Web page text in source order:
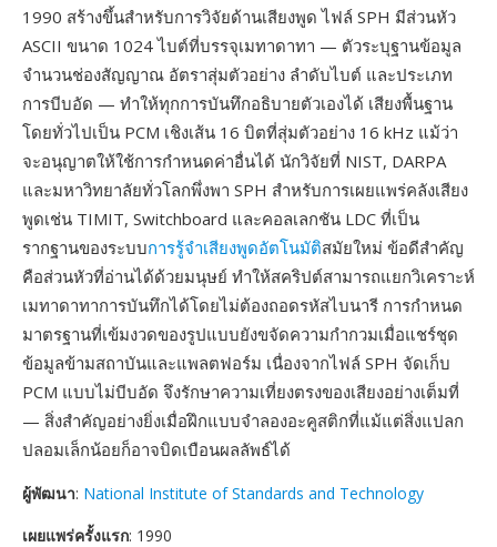
1990 สร้างขึ้นสำหรับการวิจัยด้านเสียงพูด ไฟล์ SPH มีส่วนหัว
ASCII ขนาด 1024 ไบต์ที่บรรจุเมทาดาทา — ตัวระบุฐานข้อมูล
จำนวนช่องสัญญาณ อัตราสุ่มตัวอย่าง ลำดับไบต์ และประเภท
การบีบอัด — ทำให้ทุกการบันทึกอธิบายตัวเองได้ เสียงพื้นฐาน
โดยทั่วไปเป็น PCM เชิงเส้น 16 บิตที่สุ่มตัวอย่าง 16 kHz แม้ว่า
จะอนุญาตให้ใช้การกำหนดค่าอื่นได้ นักวิจัยที่ NIST, DARPA
และมหาวิทยาลัยทั่วโลกพึ่งพา SPH สำหรับการเผยแพร่คลังเสียง
พูดเช่น TIMIT, Switchboard และคอลเลกชัน LDC ที่เป็น
รากฐานของระบบการรู้จำเสียงพูดอัตโนมัติสมัยใหม่ ข้อดีสำคัญ
คือส่วนหัวที่อ่านได้ด้วยมนุษย์ ทำให้สคริปต์สามารถแยกวิเคราะห์
เมทาดาทาการบันทึกได้โดยไม่ต้องถอดรหัสไบนารี การกำหนด
มาตรฐานที่เข้มงวดของรูปแบบยังขจัดความกำกวมเมื่อแชร์ชุด
ข้อมูลข้ามสถาบันและแพลตฟอร์ม เนื่องจากไฟล์ SPH จัดเก็บ
PCM แบบไม่บีบอัด จึงรักษาความเที่ยงตรงของเสียงอย่างเต็มที่
— สิ่งสำคัญอย่างยิ่งเมื่อฝึกแบบจำลองอะคูสติกที่แม้แต่สิ่งแปลก
ปลอมเล็กน้อยก็อาจบิดเบือนผลลัพธ์ได้
ผู้พัฒนา: National Institute of Standards and Technology
เผยแพร่ครั้งแรก: 1990